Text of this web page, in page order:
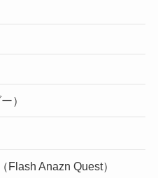
）
Flash Anazn Quest）